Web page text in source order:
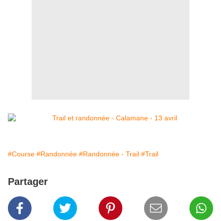
#Course #Randonnée #Randonnée - Trail #Trail
Partager